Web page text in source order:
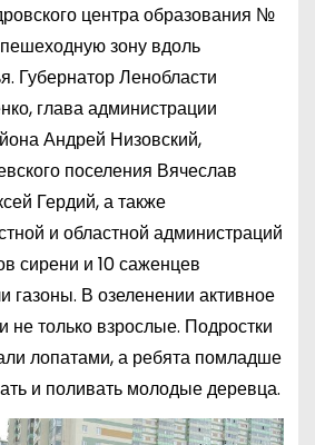
центра образования №
зону вдоль
Губернатор Ленобласти
глава администрации
Андрей Низовский,
поселения Вячеслав
Гердий, а также
и областной администраций
сирени и 10 саженцев
газоны. В озеленении активное
не только взрослые. Подростки
лопатами, а ребята помладше
и поливать молодые деревца.